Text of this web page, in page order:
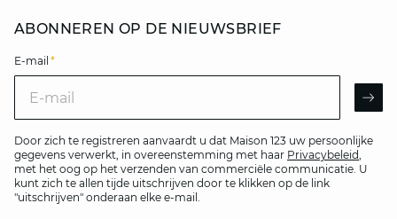
ABONNEREN OP DE NIEUWSBRIEF
E-mail *
Door zich te registreren aanvaardt u dat Maison 123 uw persoonlijke
gegevens verwerkt, in overeenstemming met haar Privacybeleid,
met het oog op het verzenden van commerciële communicatie. U
kunt zich te allen tijde uitschrijven door te klikken op de link
"uitschrijven" onderaan elke e-mail.